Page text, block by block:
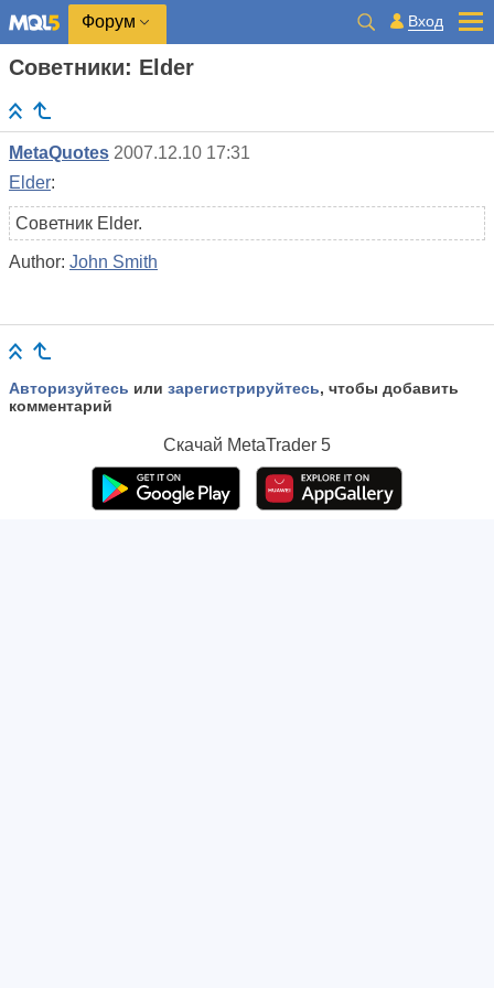
Форум Вход
Советники: Elder
MetaQuotes 2007.12.10 17:31
Elder:
Советник Elder.
Author: John Smith
Авторизуйтесь или зарегистрируйтесь, чтобы добавить
комментарий
Скачай MetaTrader 5